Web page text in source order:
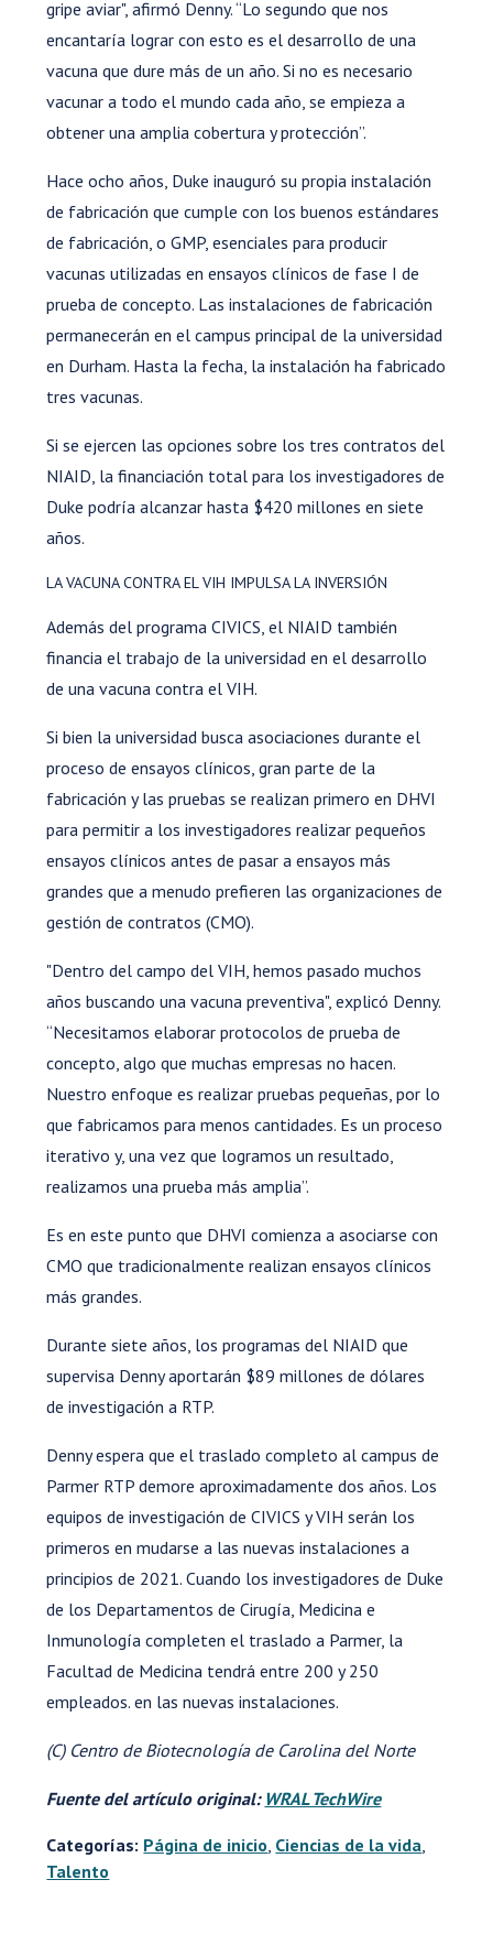
gripe aviar", afirmó Denny. “Lo segundo que nos
encantaría lograr con esto es el desarrollo de una
vacuna que dure más de un año. Si no es necesario
vacunar a todo el mundo cada año, se empieza a
obtener una amplia cobertura y protección”.
Hace ocho años, Duke inauguró su propia instalación
de fabricación que cumple con los buenos estándares
de fabricación, o GMP, esenciales para producir
vacunas utilizadas en ensayos clínicos de fase I de
prueba de concepto. Las instalaciones de fabricación
permanecerán en el campus principal de la universidad
en Durham. Hasta la fecha, la instalación ha fabricado
tres vacunas.
Si se ejercen las opciones sobre los tres contratos del
NIAID, la financiación total para los investigadores de
Duke podría alcanzar hasta $420 millones en siete
años.
LA VACUNA CONTRA EL VIH IMPULSA LA INVERSIÓN
Además del programa CIVICS, el NIAID también
financia el trabajo de la universidad en el desarrollo
de una vacuna contra el VIH.
Si bien la universidad busca asociaciones durante el
proceso de ensayos clínicos, gran parte de la
fabricación y las pruebas se realizan primero en DHVI
para permitir a los investigadores realizar pequeños
ensayos clínicos antes de pasar a ensayos más
grandes que a menudo prefieren las organizaciones de
gestión de contratos (CMO).
"Dentro del campo del VIH, hemos pasado muchos
años buscando una vacuna preventiva", explicó Denny.
“Necesitamos elaborar protocolos de prueba de
concepto, algo que muchas empresas no hacen.
Nuestro enfoque es realizar pruebas pequeñas, por lo
que fabricamos para menos cantidades. Es un proceso
iterativo y, una vez que logramos un resultado,
realizamos una prueba más amplia”.
Es en este punto que DHVI comienza a asociarse con
CMO que tradicionalmente realizan ensayos clínicos
más grandes.
Durante siete años, los programas del NIAID que
supervisa Denny aportarán $89 millones de dólares
de investigación a RTP.
Denny espera que el traslado completo al campus de
Parmer RTP demore aproximadamente dos años. Los
equipos de investigación de CIVICS y VIH serán los
primeros en mudarse a las nuevas instalaciones a
principios de 2021. Cuando los investigadores de Duke
de los Departamentos de Cirugía, Medicina e
Inmunología completen el traslado a Parmer, la
Facultad de Medicina tendrá entre 200 y 250
empleados. en las nuevas instalaciones.
(C) Centro de Biotecnología de Carolina del Norte
Fuente del artículo original: WRAL TechWire
Categorías: Página de inicio Ciencias de la vida
Talento